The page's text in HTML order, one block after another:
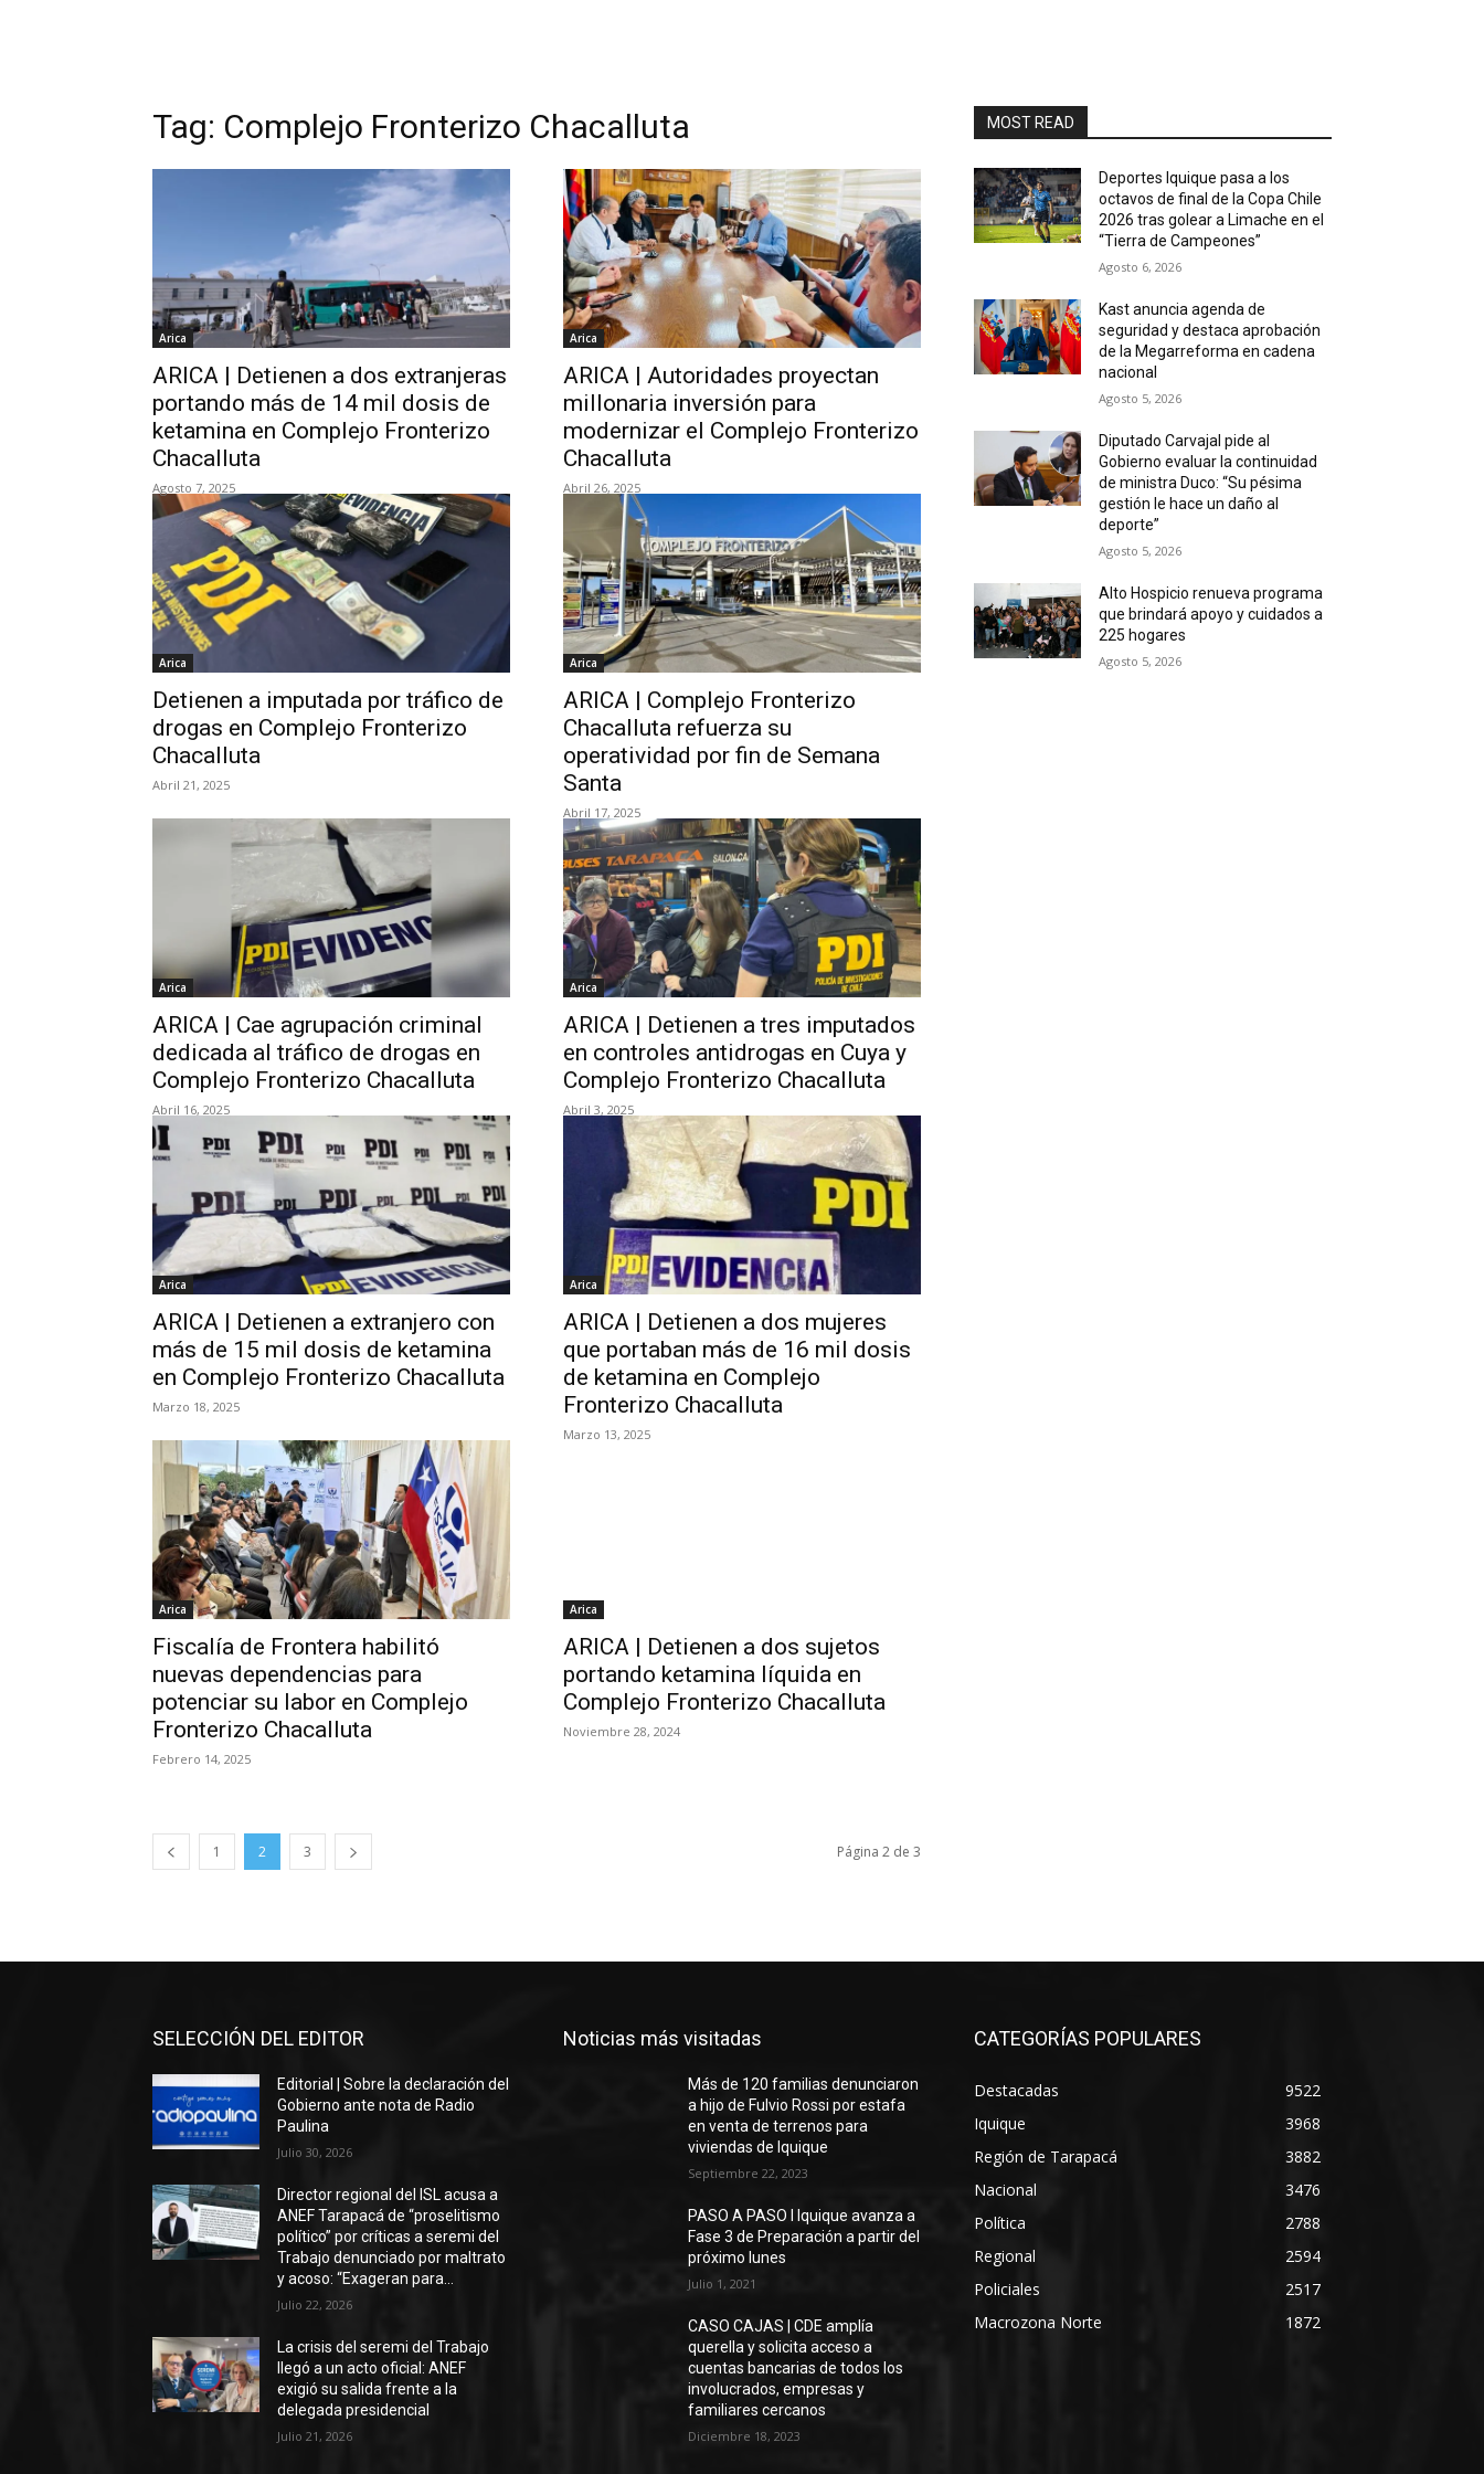
Tag: Complejo Fronterizo Chacalluta
Arica
ARICA | Detienen a dos extranjeras
portando más de 14 mil dosis de
ketamina en Complejo Fronterizo
Chacalluta
Agosto 7, 2025
Arica
ARICA | Autoridades proyectan
millonaria inversión para
modernizar el Complejo Fronterizo
Chacalluta
Abril 26, 2025
Arica
Detienen a imputada por tráfico de
drogas en Complejo Fronterizo
Chacalluta
Abril 21, 2025
Arica
ARICA | Complejo Fronterizo
Chacalluta refuerza su
operatividad por fin de Semana
Santa
Abril 17, 2025
Arica
ARICA | Cae agrupación criminal
dedicada al tráfico de drogas en
Complejo Fronterizo Chacalluta
Abril 16, 2025
Arica
ARICA | Detienen a tres imputados
en controles antidrogas en Cuya y
Complejo Fronterizo Chacalluta
Abril 3, 2025
Arica
ARICA | Detienen a extranjero con
más de 15 mil dosis de ketamina
en Complejo Fronterizo Chacalluta
Marzo 18, 2025
Arica
ARICA | Detienen a dos mujeres
que portaban más de 16 mil dosis
de ketamina en Complejo
Fronterizo Chacalluta
Marzo 13, 2025
Arica
Fiscalía de Frontera habilitó
nuevas dependencias para
potenciar su labor en Complejo
Fronterizo Chacalluta
Febrero 14, 2025
Arica
ARICA | Detienen a dos sujetos
portando ketamina líquida en
Complejo Fronterizo Chacalluta
Noviembre 28, 2024
1 2 3 Página 2 de 3
MOST READ
Deportes Iquique pasa a los
octavos de final de la Copa Chile
2026 tras golear a Limache en el
“Tierra de Campeones”
Agosto 6, 2026
Kast anuncia agenda de
seguridad y destaca aprobación
de la Megarreforma en cadena
nacional
Agosto 5, 2026
Diputado Carvajal pide al
Gobierno evaluar la continuidad
de ministra Duco: “Su pésima
gestión le hace un daño al
deporte”
Agosto 5, 2026
Alto Hospicio renueva programa
que brindará apoyo y cuidados a
225 hogares
Agosto 5, 2026
SELECCIÓN DEL EDITOR
Editorial | Sobre la declaración del
Gobierno ante nota de Radio
Paulina
Julio 30, 2026
Director regional del ISL acusa a
ANEF Tarapacá de “proselitismo
político” por críticas a seremi del
Trabajo denunciado por maltrato
y acoso: “Exageran para...
Julio 22, 2026
La crisis del seremi del Trabajo
llegó a un acto oficial: ANEF
exigió su salida frente a la
delegada presidencial
Julio 21, 2026
Noticias más visitadas
Más de 120 familias denunciaron
a hijo de Fulvio Rossi por estafa
en venta de terrenos para
viviendas de Iquique
Septiembre 22, 2023
PASO A PASO I Iquique avanza a
Fase 3 de Preparación a partir del
próximo lunes
Julio 1, 2021
CASO CAJAS | CDE amplía
querella y solicita acceso a
cuentas bancarias de todos los
involucrados, empresas y
familiares cercanos
Diciembre 18, 2023
CATEGORÍAS POPULARES
Destacadas
9522
Iquique
3968
Región de Tarapacá
3882
Nacional
3476
Política
2788
Regional
2594
Policiales
2517
Macrozona Norte
1872